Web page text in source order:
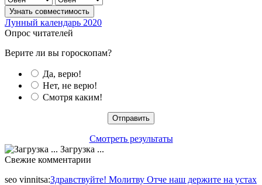
Лунный календарь 2020
Опрос читателей
Верите ли вы гороскопам?
Да, верю!
Нет, не верю!
Смотря каким!
Смотреть результаты
Загрузка ...
Свежие комментарии
seo vinnitsa:Здравствуйте! Молитву Отче наш держите на устах